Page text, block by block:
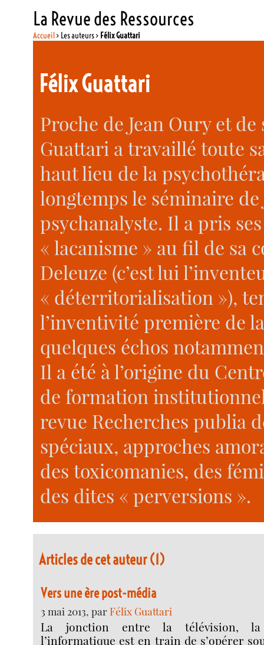
La Revue des Ressources
Accueil> Les auteurs > Félix Guattari
Félix Guattari
Proche de Jean Oury et
Guattari a travaillé toute
haut lieu de la
longtemps le séminaire
psychanalyste. Il a pris
« lacanisme » au fil de sa
Deleuze (c’est lui
« déterritorialisation »),
l’inventivité première de
quelques échos
Il a été à l’origine du
de formation
revue Recherches publia
spéciaux, approches
des toxicomanies, des
des dites « perversions ».
Articles de cet auteur (1)
Vers une ère post-média
3 mai 2013, parFélix Guattari
La jonction entre la télévision, la
l’informatique est en train de s’opérer